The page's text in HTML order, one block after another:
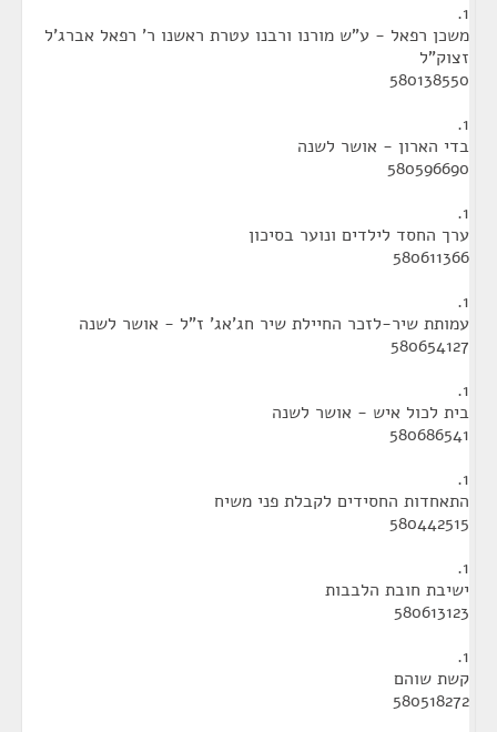
1.
משכן רפאל - ע"ש מורנו ורבנו עטרת ראשנו ר' רפאל אברג'ל
זצוק"ל
580138550
1.
בדי הארון - אושר לשנה
580596690
1.
ערך החסד לילדים ונוער בסיכון
580611366
1.
עמותת שיר-לזכר החיילת שיר חג'אג' ז"ל - אושר לשנה
580654127
1.
בית לכול איש - אושר לשנה
580686541
1.
התאחדות החסידים לקבלת פני משיח
580442515
1.
ישיבת חובת הלבבות
580613123
1.
קשת שוהם
580518272